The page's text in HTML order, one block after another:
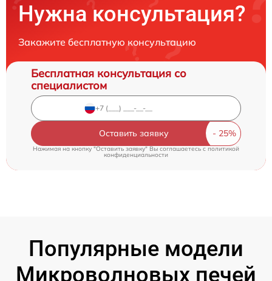
Нужна консультация?
Закажите бесплатную консультацию
Бесплатная консультация со
специалистом
Оставить заявку
Нажимая на кнопку "Оставить заявку" Вы соглашаетесь cполитикой
конфиденциальности
Популярные модели
Микроволновых печей